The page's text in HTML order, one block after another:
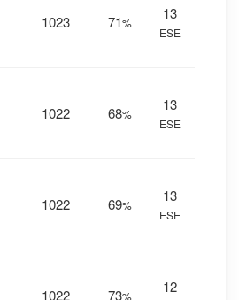
1023 71%
13
ESE
1022 68%
13
ESE
1022 69%
13
ESE
1022 73%
12